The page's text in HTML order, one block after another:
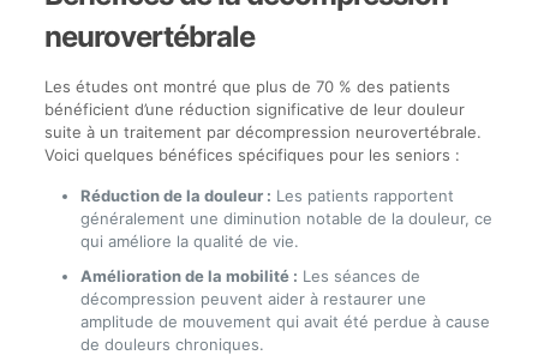
neurovertébrale
Les études ont montré que plus de 70 % des patients
bénéficient d’une réduction significative de leur douleur
suite à un traitement par décompression neurovertébrale.
Voici quelques bénéfices spécifiques pour les seniors :
Réduction de la douleur : Les patients rapportent
généralement une diminution notable de la douleur, ce
qui améliore la qualité de vie.
Amélioration de la mobilité : Les séances de
décompression peuvent aider à restaurer une
amplitude de mouvement qui avait été perdue à cause
de douleurs chroniques.